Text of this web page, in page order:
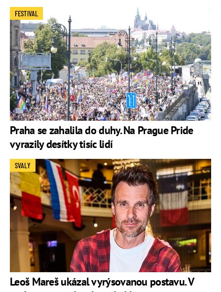
Praha se zahalila do duhy. Na Prague Pride
vyrazily desítky tisíc lidí
FESTIVAL
Leoš Mareš ukázal vyrýsovanou postavu. V
SVALY